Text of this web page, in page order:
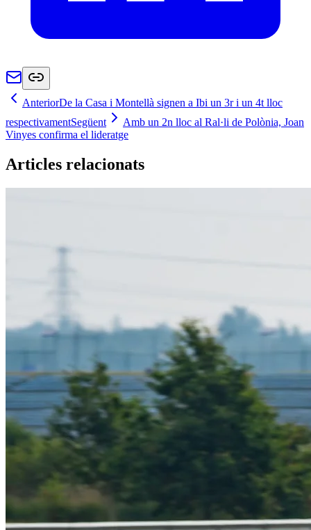
AnteriorDe la Casa i Montellà signen a Ibi un 3r i un 4t lloc
respectivamentSegüent
Amb un 2n lloc al Ral·li de Polònia, Joan
Vinyes confirma el lideratge
Articles relacionats